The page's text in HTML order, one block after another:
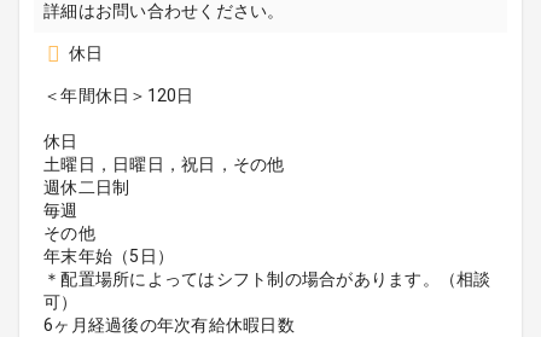
詳細はお問い合わせください。
休日
＜年間休日＞120日
休日
土曜日，日曜日，祝日，その他
週休二日制
毎週
その他
年末年始（5日）
＊配置場所によってはシフト制の場合があります。（相談
可）
6ヶ月経過後の年次有給休暇日数